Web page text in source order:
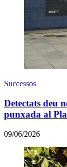
Successos
Detectats deu
punxada al
09/06/2026